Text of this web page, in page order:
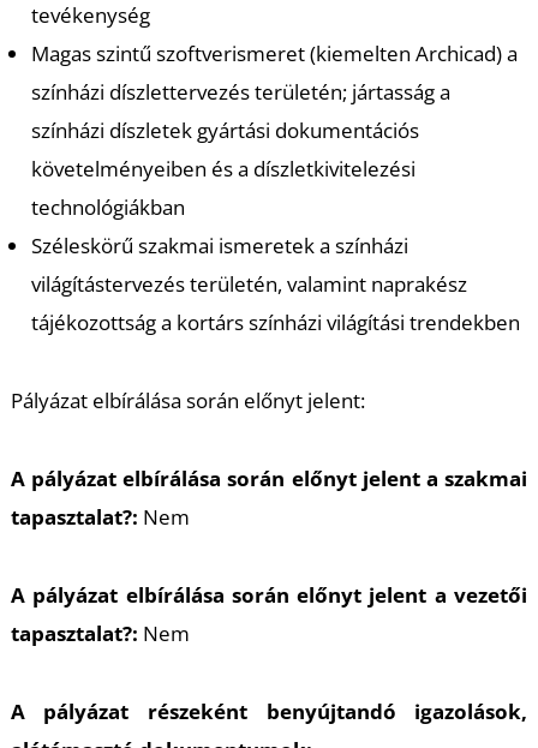
tevékenység
Magas szintű szoftverismeret (kiemelten Archicad) a
színházi díszlettervezés területén; jártasság a
színházi díszletek gyártási dokumentációs
követelményeiben és a díszletkivitelezési
technológiákban
Széleskörű szakmai ismeretek a színházi
világítástervezés területén, valamint naprakész
tájékozottság a kortárs színházi világítási trendekben
Pályázat elbírálása során előnyt jelent:
A pályázat elbírálása során előnyt jelent a szakmai
tapasztalat?: Nem
A pályázat elbírálása során előnyt jelent a vezetői
tapasztalat?: Nem
A pályázat részeként benyújtandó igazolások,